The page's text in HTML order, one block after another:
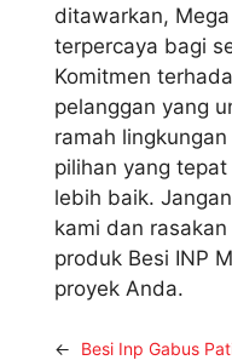
ditawarkan,
terpercaya bagi
Komitmen
pelanggan yang
ramah
pilihan yang
lebih baik.
kami dan
produk Besi INP
proyek Anda.
← Besi Inp Gabus